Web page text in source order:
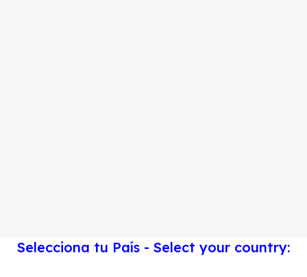
Selecciona tu País - Select your country: